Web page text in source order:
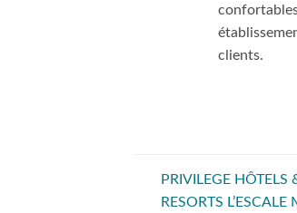
clients.
PRIVILEGE HÔTELS
RESORTS L’ESCALE